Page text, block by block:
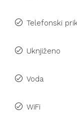
Telefonski
Uknjiženo
Voda
WiFi